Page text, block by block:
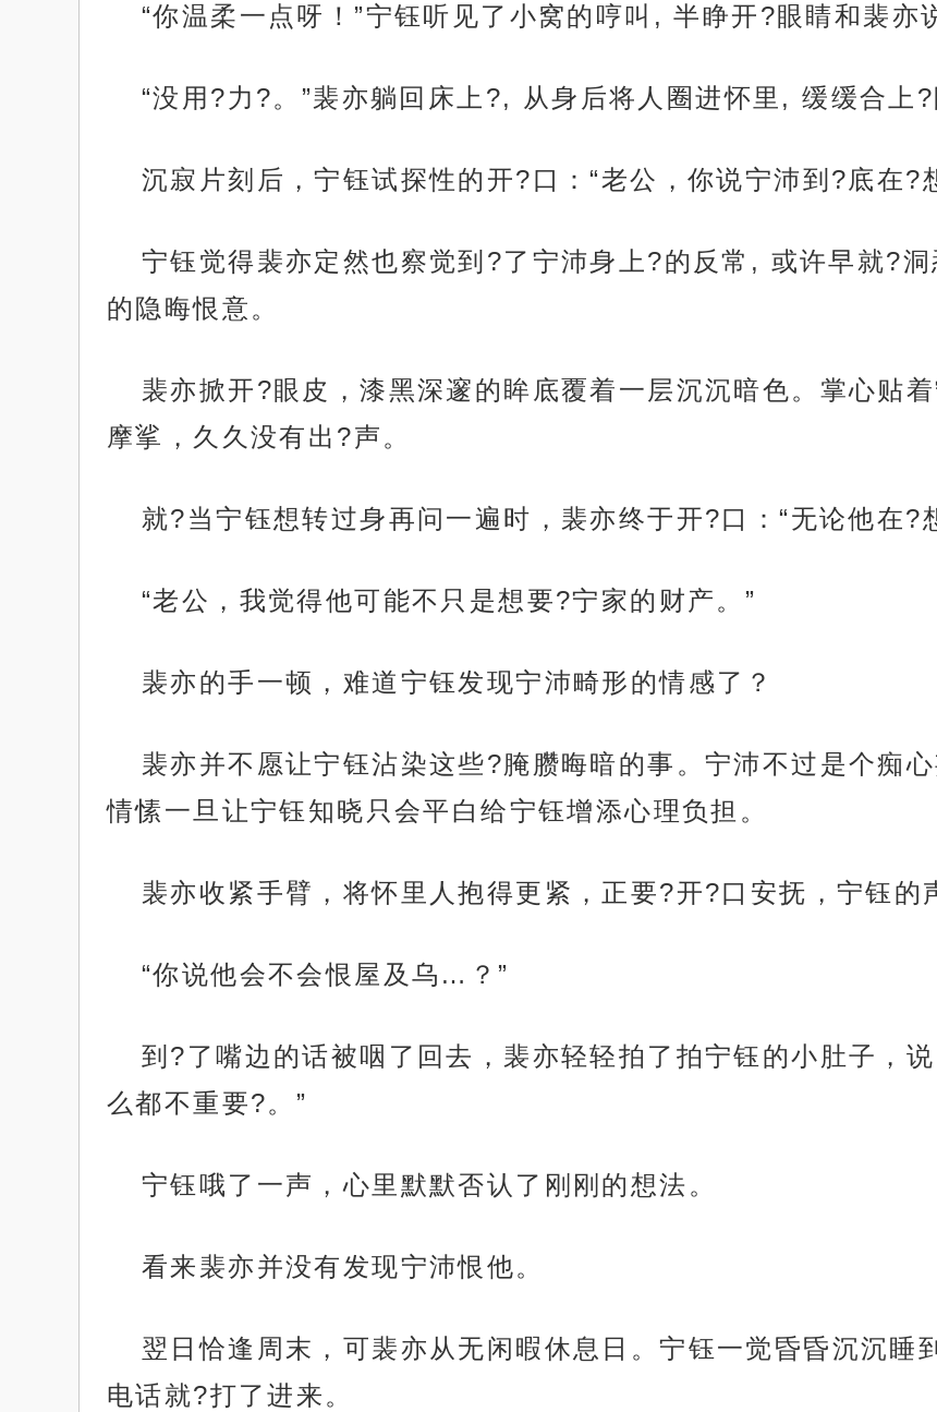
“你温柔一点呀！”宁钰听见了小窝的哼叫, 半睁开?眼睛和裴亦
“没用?力?。”裴亦躺回床上?, 从身后将人圈进怀里, 缓缓合上?
沉寂片刻后，宁钰试探性的开?口：“老公，你说宁沛到?底在?
宁钰觉得裴亦定然也察觉到?了宁沛身上?的反常, 或许早就?
的隐晦恨意。
裴亦掀开?眼皮，漆黑深邃的眸底覆着一层沉沉暗色。掌心贴
摩挲，久久没有出?声。
就?当宁钰想转过身再问一遍时，裴亦终于开?口：“无论他在?
“老公，我觉得他可能不只是想要?宁家的财产。”
裴亦的手一顿，难道宁钰发现宁沛畸形的情感了？
裴亦并不愿让宁钰沾染这些?腌臜晦暗的事。宁沛不过是个痴
情愫一旦让宁钰知晓只会平白给宁钰增添心理负担。
裴亦收紧手臂，将怀里人抱得更紧，正要?开?口安抚，宁钰的
“你说他会不会恨屋及乌…？”
到?了嘴边的话被咽了回去，裴亦轻轻拍了拍宁钰的小肚子，
么都不重要?。”
宁钰哦了一声，心里默默否认了刚刚的想法。
看来裴亦并没有发现宁沛恨他。
翌日恰逢周末，可裴亦从无闲暇休息日。宁钰一觉昏昏沉沉睡
电话就?打了进来。